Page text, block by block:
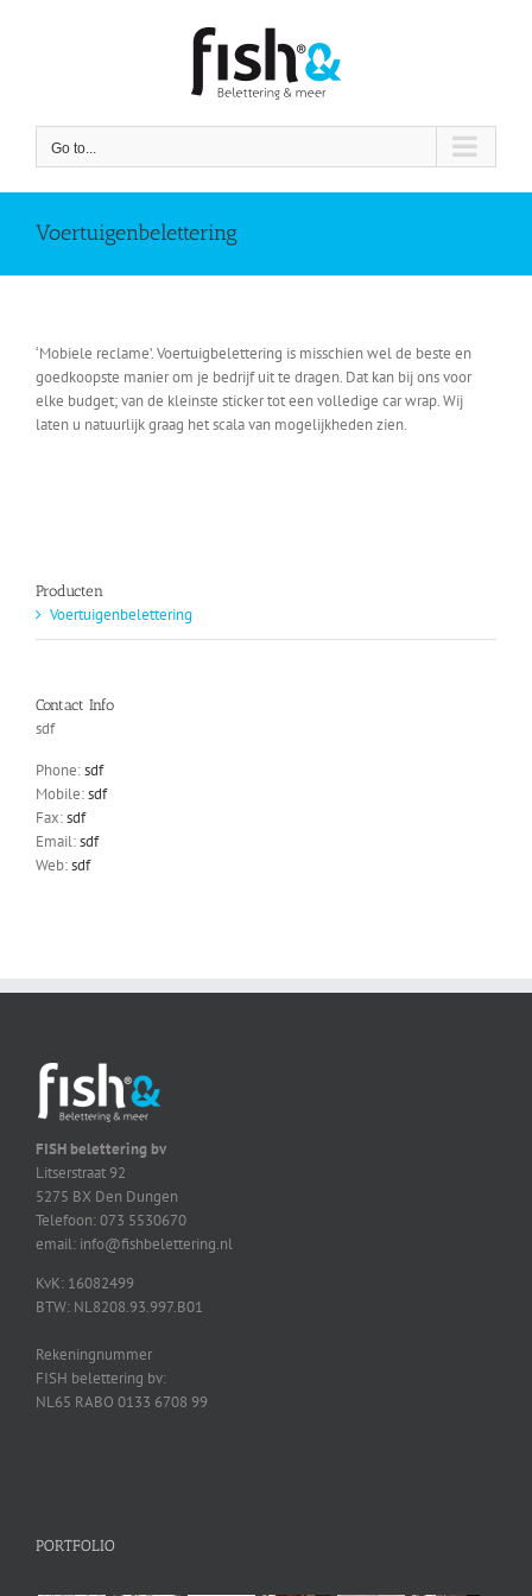
Go to...
Voertuigenbelettering
‘Mobiele reclame’. Voertuigbelettering is misschien wel de beste en
goedkoopste manier om je bedrijf uit te dragen. Dat kan bij ons voor
elke budget; van de kleinste sticker tot een volledige car wrap. Wij
laten u natuurlijk graag het scala van mogelijkheden zien.
Producten
Voertuigenbelettering
Contact Info
sdf
Phone:sdf
Mobile:sdf
Fax:sdf
Email:sdf
Web:sdf
FISH belettering bv
Litserstraat 92
5275 BX Den Dungen
Telefoon: 073 5530670
email: info@fishbelettering.nl
KvK: 16082499
BTW: NL8208.93.997.B01
Rekeningnummer
FISH belettering bv:
NL65 RABO 0133 6708 99
PORTFOLIO